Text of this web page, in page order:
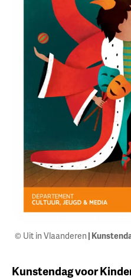
© Uit in Vlaanderen |
Kunstendag voor